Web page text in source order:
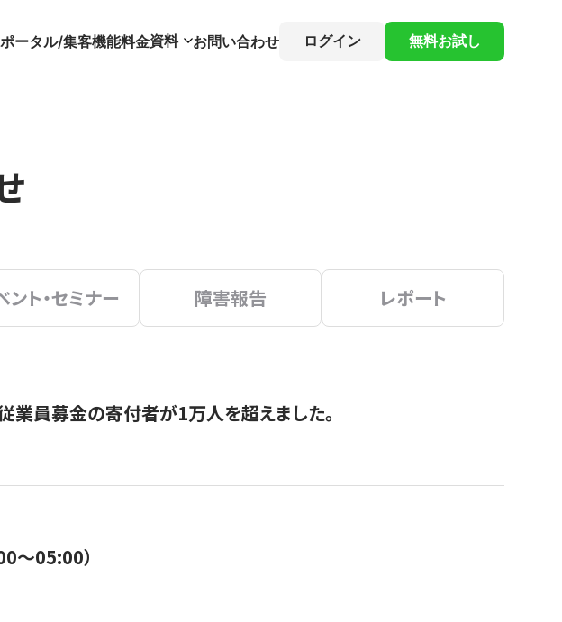
ポータル/集客機能料金資料 お問い合わせ ログイン 無料お試し
ント・セミナー 障害報告 レポート
業員募金の寄付者が1万人を超えました。
〜05:00）